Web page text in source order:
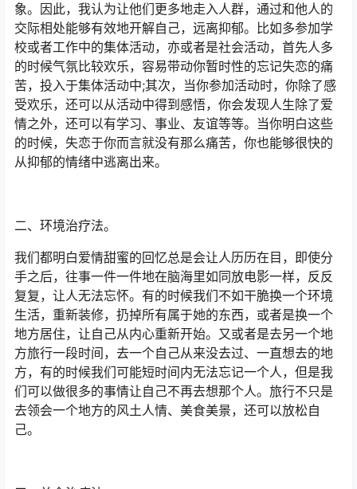
象。因此，我认为让他们更多地走入人群，通过和他人的
交际相处能够有效地开解自己，远离抑郁。比如多参加学
校或者工作中的集体活动，亦或者是社会活动，首先人多
的时候气氛比较欢乐，容易带动你暂时性的忘记失恋的痛
苦，投入于集体活动中;其次，当你参加活动时，你除了感
受欢乐，还可以从活动中得到感悟，你会发现人生除了爱
情之外，还可以有学习、事业、友谊等等。当你明白这些
的时候，失恋于你而言就没有那么痛苦，你也能够很快的
从抑郁的情绪中逃离出来。
二、环境治疗法。
我们都明白爱情甜蜜的回忆总是会让人历历在目，即使分
手之后，往事一件一件地在脑海里如同放电影一样，反反
复复，让人无法忘怀。有的时候我们不如干脆换一个环境
生活，重新装修，扔掉所有属于她的东西，或者是换一个
地方居住，让自己从内心重新开始。又或者是去另一个地
方旅行一段时间，去一个自己从来没去过、一直想去的地
方，有的时候我们可能短时间内无法忘记一个人，但是我
们可以做很多的事情让自己不再去想那个人。旅行不只是
去领会一个地方的风土人情、美食美景，还可以放松自
己。